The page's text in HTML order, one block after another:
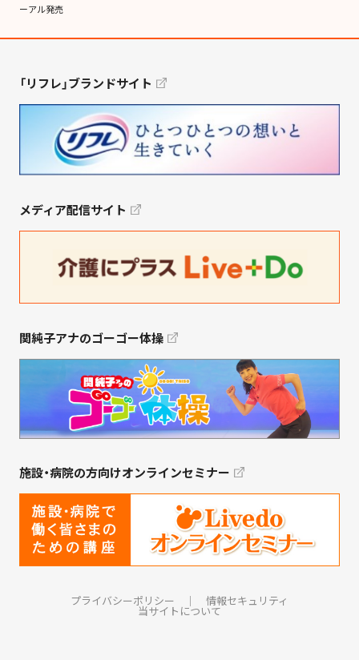
ーアル発売
「リフレ」ブランドサイト
メディア配信サイト
関純子アナのゴーゴー体操
施設・病院の方向けオンラインセミナー
プライバシーポリシー ｜ 情報セキュリティ
当サイトについて